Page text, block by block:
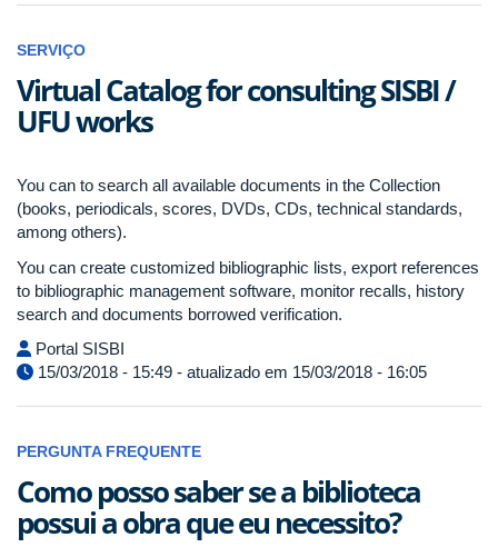
SERVIÇO
Virtual Catalog for consulting SISBI /
UFU works
You can to search all available documents in the Collection
(books, periodicals, scores, DVDs, CDs, technical standards,
among others).
You can create customized bibliographic lists, export references
to bibliographic management software, monitor recalls, history
search and documents borrowed verification.
Portal SISBI
15/03/2018 - 15:49 - atualizado em 15/03/2018 - 16:05
PERGUNTA FREQUENTE
Como posso saber se a biblioteca
possui a obra que eu necessito?